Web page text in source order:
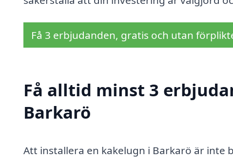
Få 3 erbjudanden, gratis och utan
Få alltid minst 3
Barkarö
Att installera en kakelugn i Barkarö är